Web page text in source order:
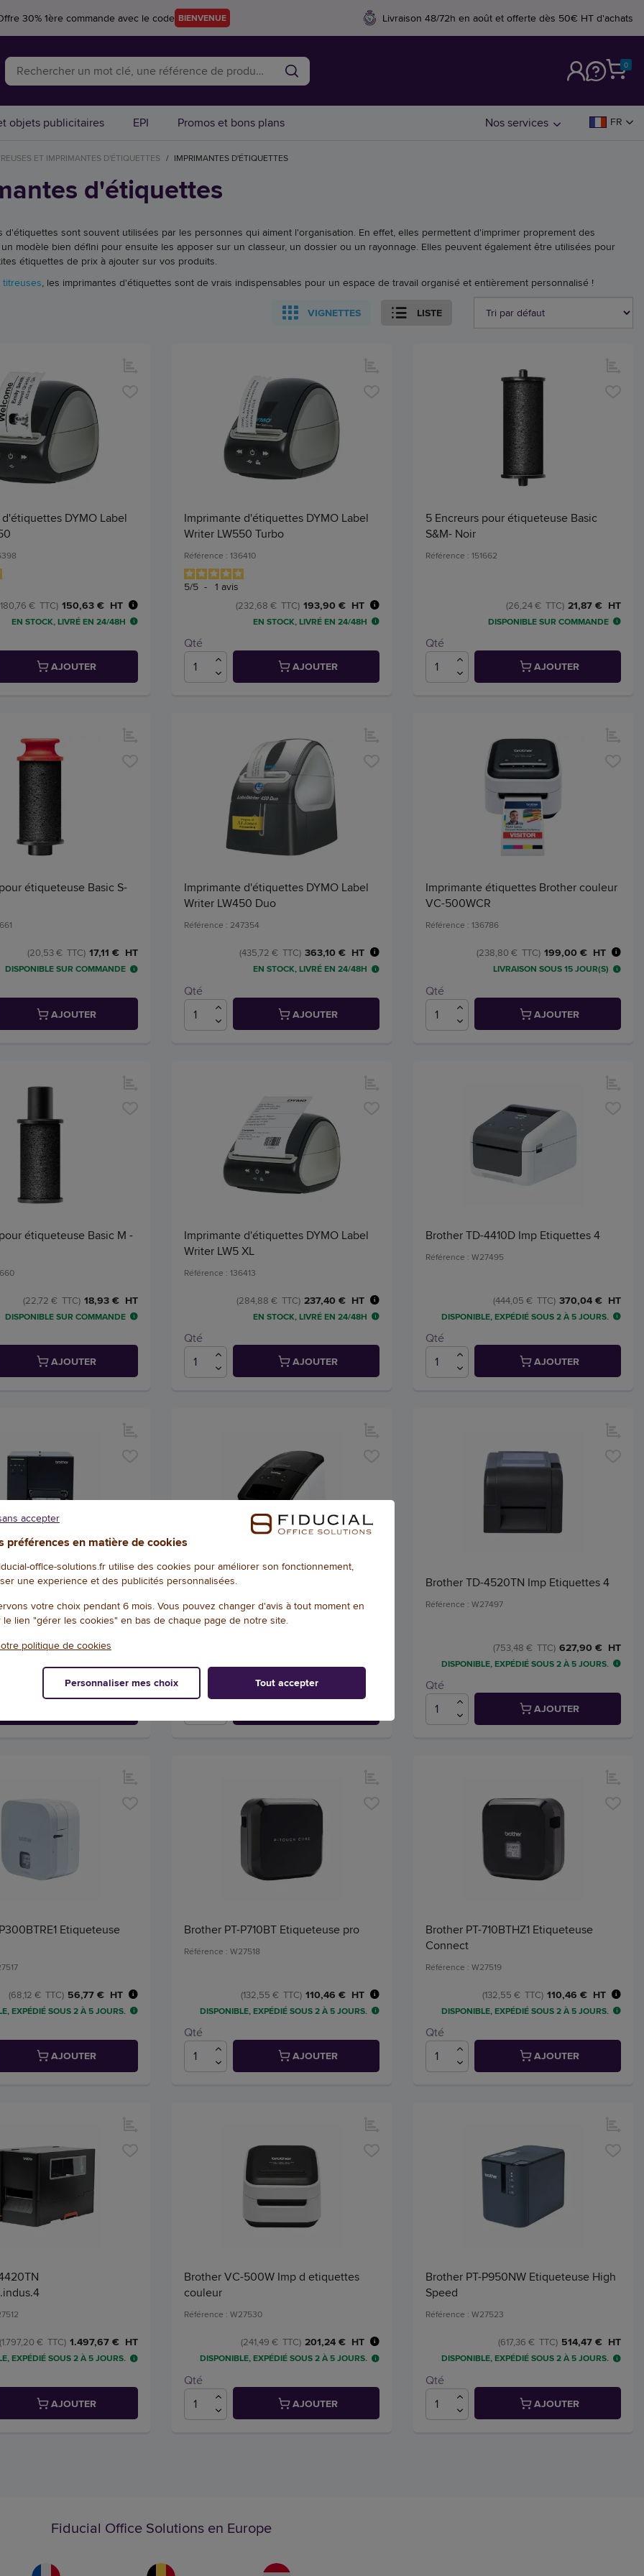
30% 1ère commande avec le code BIENVENUE Livraison 48/72h en août et offerte dès 50€ HT d'achats
0
objets publicitaires EPI Promos et bons plans Nos services FR
ET IMPRIMANTES D'ÉTIQUETTES / IMPRIMANTES D'ÉTIQUETTES
d'étiquettes
d'étiquettes sont souvent utilisées par les personnes qui aiment l'organisation. En effet, elles permettent d'imprimer proprement des
modèle bien défini pour ensuite les apposer sur un classeur, un dossier ou un rayonnage. Elles peuvent également être utilisées pour
étiquettes de prix à ajouter sur vos produits.
titreuses, les imprimantes d'étiquettes sont de vrais indispensables pour un espace de travail organisé et entièrement personnalisé !
VIGNETTES LISTE
DYMO Label
150,63 € HT
€ TTC)
EN STOCK, LIVRÉ EN 24/48H
AJOUTER
Imprimante d'étiquettes DYMO Label
Writer LW550 Turbo
Référence : 136410
5/5 - 1 avis
193,90 € HT
(232,68 € TTC)
EN STOCK, LIVRÉ EN 24/48H
Qté
AJOUTER
5 Encreurs pour étiqueteuse Basic
S&M- Noir
Référence : 151662
21,87 € HT
(26,24 € TTC)
DISPONIBLE SUR COMMANDE
Qté
AJOUTER
étiqueteuse Basic S-
17,11 € HT
(20,53 € TTC)
DISPONIBLE SUR COMMANDE
AJOUTER
Imprimante d'étiquettes DYMO Label
Writer LW450 Duo
Référence : 247354
363,10 € HT
(435,72 € TTC)
EN STOCK, LIVRÉ EN 24/48H
Qté
AJOUTER
Imprimante étiquettes Brother couleur
VC-500WCR
Référence : 136786
199,00 € HT
(238,80 € TTC)
LIVRAISON SOUS 15 JOUR(S)
Qté
AJOUTER
étiqueteuse Basic M -
18,93 € HT
(22,72 € TTC)
DISPONIBLE SUR COMMANDE
AJOUTER
Imprimante d'étiquettes DYMO Label
Writer LW5 XL
Référence : 136413
237,40 € HT
(284,88 € TTC)
EN STOCK, LIVRÉ EN 24/48H
Qté
AJOUTER
Brother TD-4410D Imp Etiquettes 4
Référence : W27495
370,04 € HT
(444,05 € TTC)
DISPONIBLE, EXPÉDIÉ SOUS 2 À 5 JOURS.
Qté
AJOUTER
929,92 € HT
(1.115,90 € TTC)
EXPÉDIÉ SOUS 2 À 5 JOURS.
Brother QL700 Etiqueteuse Profession
Référence : W27526
DISPONIBLE, EXPÉDIÉ SOUS 2 À 5 JOURS.
Brother TD-4520TN Imp Etiquettes 4
Référence : W27497
627,90 € HT
(753,48 € TTC)
DISPONIBLE, EXPÉDIÉ SOUS 2 À 5 JOURS.
Qté
AJOUTER
Etiqueteuse
56,77 € HT
(68,12 € TTC)
EXPÉDIÉ SOUS 2 À 5 JOURS.
AJOUTER
Brother PT-P710BT Etiqueteuse pro
Référence : W27518
110,46 € HT
(132,55 € TTC)
DISPONIBLE, EXPÉDIÉ SOUS 2 À 5 JOURS.
Qté
AJOUTER
Brother PT-710BTHZ1 Etiqueteuse
Connect
Référence : W27519
110,46 € HT
(132,55 € TTC)
DISPONIBLE, EXPÉDIÉ SOUS 2 À 5 JOURS.
Qté
AJOUTER
1.497,67 € HT
(1.797,20 € TTC)
EXPÉDIÉ SOUS 2 À 5 JOURS.
AJOUTER
Brother VC-500W Imp d etiquettes
couleur
Référence : W27530
201,24 € HT
(241,49 € TTC)
DISPONIBLE, EXPÉDIÉ SOUS 2 À 5 JOURS.
Qté
AJOUTER
Brother PT-P950NW Etiqueteuse High
Speed
Référence : W27523
514,47 € HT
(617,36 € TTC)
DISPONIBLE, EXPÉDIÉ SOUS 2 À 5 JOURS.
Qté
AJOUTER
Fiducial Office Solutions en Europe
préférences en matière de cookies
office-solutions.fr utilise des cookies pour améliorer son fonctionnement,
une experience et des publicités personnalisées.
votre choix pendant 6 mois. Vous pouvez changer d'avis à tout moment en
le lien "gérer les cookies" en bas de chaque page de notre site.
politique de cookies
accepter
Personnaliser mes choix Tout accepter